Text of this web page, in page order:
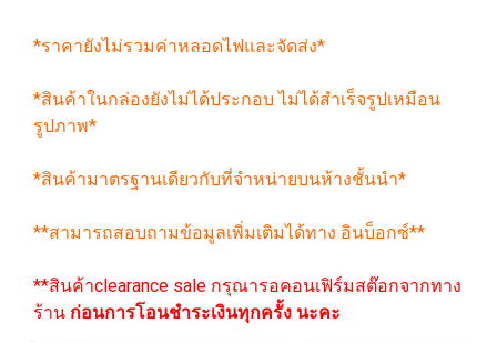
*ราคายังไม่รวมค่าหลอดไฟและจัดส่ง*
*สินค้าในกล่องยังไม่ได้ประกอบ ไม่ได้สำเร็จรูปเหมือน
รูปภาพ*
*สินค้ามาตรฐานเดียวกับที่จำหน่ายบนห้างชั้นนำ*
**สามารถสอบถามข้อมูลเพิ่มเติมได้ทาง อินบ็อกซ์**
**สินค้าclearance sale กรุณารอคอนเฟิร์มสต๊อกจากทาง
ร้าน ก่อนการโอนชำระเงินทุกครั้ง นะคะ